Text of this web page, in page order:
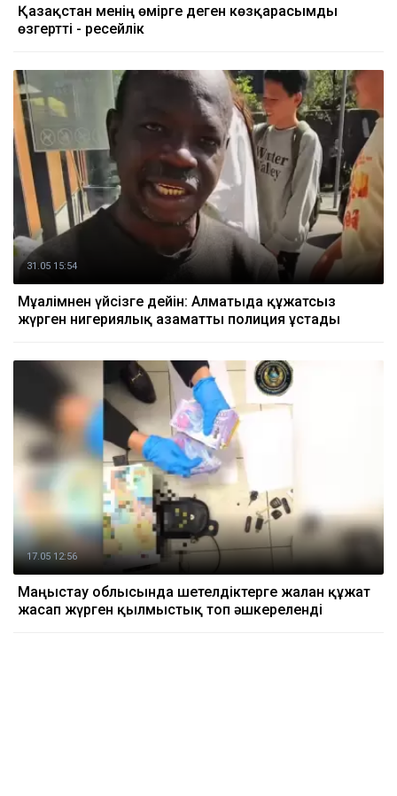
Қазақстан менің өмірге деген көзқарасымды
өзгертті - ресейлік
31.05 15:54
Мұғалімнен үйсізге дейін: Алматыда құжатсыз
жүрген нигериялық азаматты полиция ұстады
17.05 12:56
Маңғыстау облысында шетелдіктерге жалған құжат
жасап жүрген қылмыстық топ әшкереленді